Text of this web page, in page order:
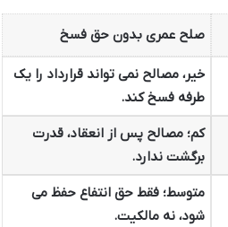
صلح عمری بدون حق فسخ
خیر، مصالح نمی تواند قرارداد را یک
طرفه فسخ کند.
کم؛ مصالح پس از انعقاد، قدرت
برگشت ندارد.
متوسط؛ فقط حق انتفاع حفظ می
شود، نه مالکیت.